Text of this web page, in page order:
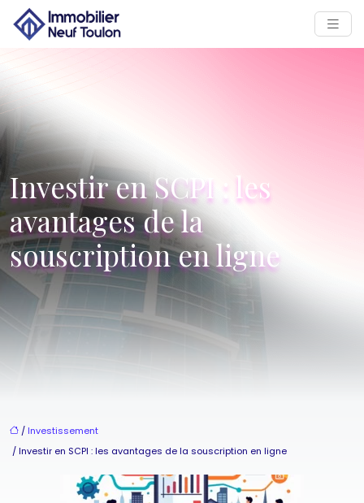
Investir en SCPI : les
avantages de la
souscription en ligne
/ Investissement
/ Investir en SCPI : les avantages de la souscription en ligne